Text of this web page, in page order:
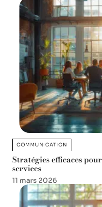
COMMUNICATION
Stratégies efficaces
services
11 mars 2026